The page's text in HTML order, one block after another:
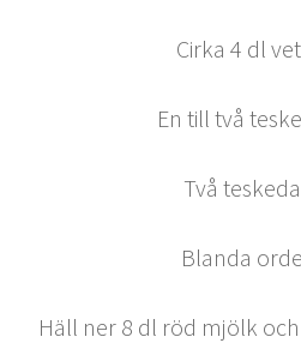
Cirka 4 dl
En till två
Två
Blanda
Häll ner 8 dl röd mjölk